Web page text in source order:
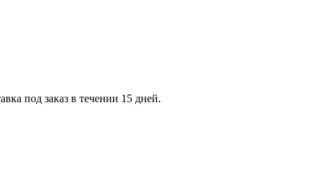
под заказ в течении 15 дней.